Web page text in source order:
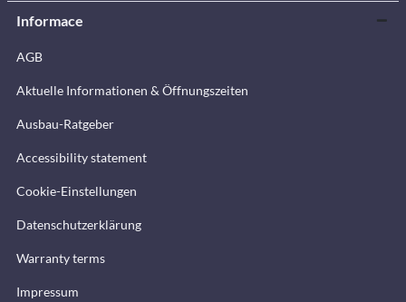
Informace
AGB
Aktuelle Informationen & Öffnungszeiten
Ausbau-Ratgeber
Accessibility statement
Cookie-Einstellungen
Datenschutzerklärung
Warranty terms
Impressum